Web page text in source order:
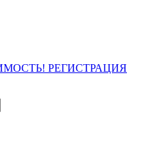
РЕГИСТРАЦИЯ